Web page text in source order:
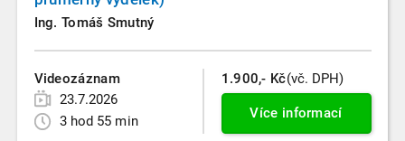
Ing. Tomáš Smutný
Videozáznam
23.7.2026
3 hod 55 min
1.900,- Kč(vč. DPH)
Více informací